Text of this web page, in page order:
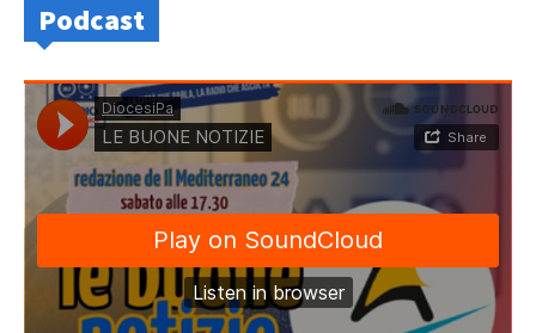
Podcast